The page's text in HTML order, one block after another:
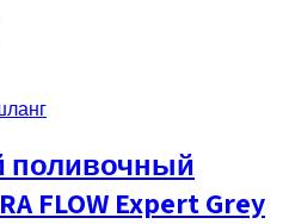
поливочный
FLOW Expert Grey